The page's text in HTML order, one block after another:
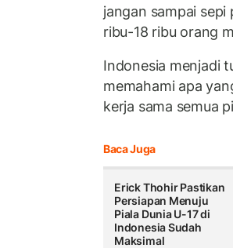
jangan sampai
ribu-18 ribu orang
Indonesia menjadi
memahami apa
kerja sama semua
Baca Juga
Erick Thohir Pastikan
Persiapan Menuju
Piala Dunia U-17 di
Indonesia Sudah
Maksimal